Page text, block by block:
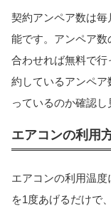
契約アンペア数は
能です。アンペア
合わせれば無料で
約しているアンペ
っているのか確認し
エアコンの利用
エアコンの利用温
を1度あげるだけで